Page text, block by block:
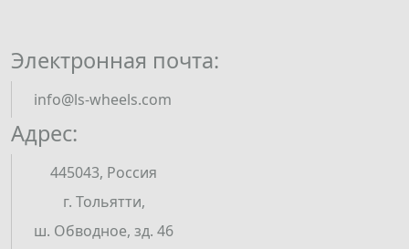
Адрес:
445043, Россия
г. Тольятти,
ш. Обводное, зд. 46
Электронная почта:
info@ls-wheels.com